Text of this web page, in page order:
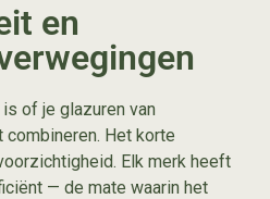
en
of je glazuren van
Het korte
Elk merk heeft
— de mate waarin het